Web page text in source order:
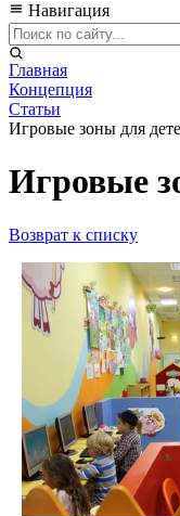
Навигация
Главная
Концепция
Статьи
Игровые зоны для
Игровые
Возврат к списку